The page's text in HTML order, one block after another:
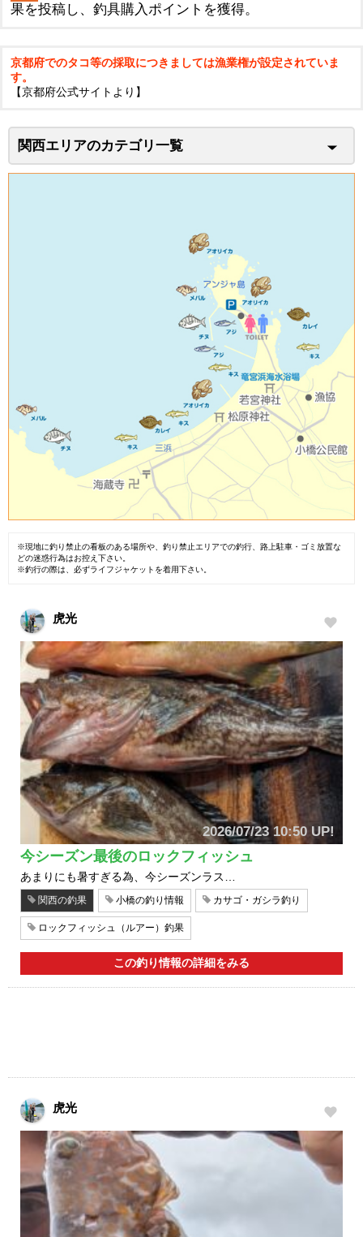
果を投稿し、釣具購入ポイントを獲得。
京都府でのタコ等の採取につきましては漁業権が設定されていま
す。
【京都府公式サイトより】
関西エリアのカテゴリ一覧
※現地に釣り禁止の看板のある場所や、釣り禁止エリアでの釣行、路上駐車・ゴミ放置な
どの迷惑行為はお控え下さい。
※釣行の際は、必ずライフジャケットを着用下さい。
虎光
2026/07/23 10:50 UP!
今シーズン最後のロックフィッシュ
あまりにも暑すぎる為、今シーズンラス…
関西の釣果 小橋の釣り情報 カサゴ・ガシラ釣り
ロックフィッシュ（ルアー）釣果
この釣り情報の詳細をみる
虎光